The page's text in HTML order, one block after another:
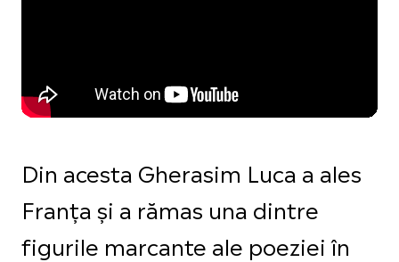
Din acesta Gherasim Luca a ales
Franța și a rămas una dintre
figurile marcante ale poeziei în